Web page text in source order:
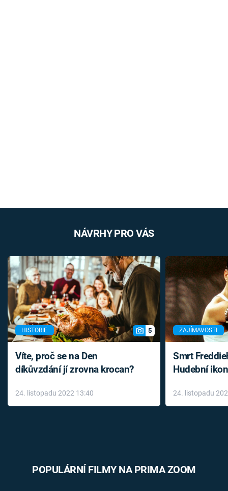
NÁVRHY PRO VÁS
HISTORIE 5
Víte, proč se na Den
díkůvzdání jí zrovna krocan?
24. listopadu 2022 13:40
ZAJÍMAVOSTI
Smrt
Hudební
léky
24. listopadu
POPULÁRNÍ FILMY NA PRIMA ZOOM